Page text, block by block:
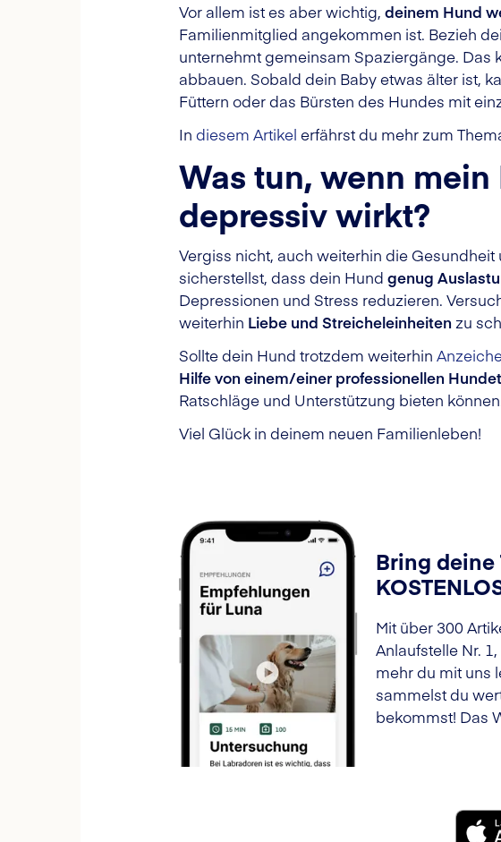
Vor allem ist es aber wichtig, deinem Hund
Familienmitglied angekommen ist. Bezieh
unternehmt gemeinsam Spaziergänge. Das
abbauen. Sobald dein Baby etwas älter ist,
Füttern oder das Bürsten des Hundes mit
In diesem Artikel erfährst du mehr zum
Was tun, wenn
depressiv wirkt?
Vergiss nicht, auch weiterhin die
sicherstellst, dass dein Hund genug
Depressionen und Stress reduzieren.
weiterhin Liebe und Streicheleinheiten zu
Sollte dein Hund trotzdem weiterhin
Hilfe von einem/einer professionellen
Ratschläge und Unterstützung bieten
Viel Glück in deinem neuen Familienleben!
Bring deine
Mit über 300
Anlaufstelle Nr.
mehr du mit uns
sammelst du
bekommst! Das